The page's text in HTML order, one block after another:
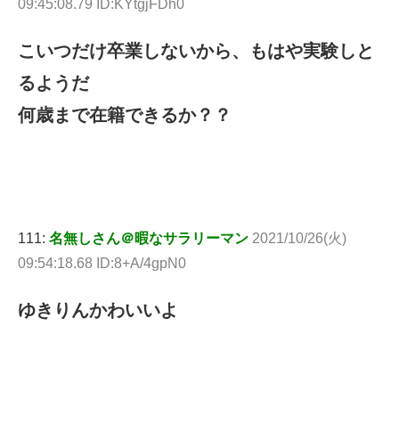
09:45:08.79 ID:KYtgjFDh0
こいつだけ卒業しないから、もはや実験しと
るようだ
何歳まで在籍できるか？？
111: 名無しさん＠暇なサラリーマン 2021/10/26(火)
09:54:18.68 ID:8+A/4gpN0
ゆきりんかわいいよ